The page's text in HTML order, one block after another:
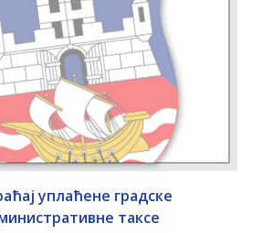
уплаћене градске
таксе